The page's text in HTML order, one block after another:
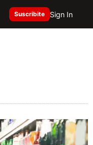
Suscribite Sign In